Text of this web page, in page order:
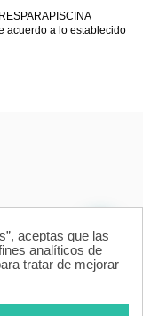
acuerdo a lo establecido
aceptas que las
analíticos de
tratar de mejorar